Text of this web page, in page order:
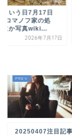
という日7月17日
ロマノフ家の処
ほか写真wiki...
2026年7月17日
20250407注目